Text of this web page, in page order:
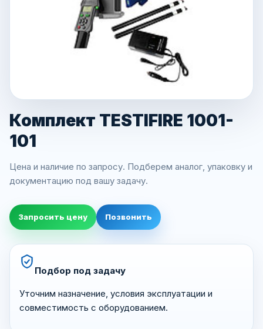
Комплект TESTIFIRE 1001-
101
Цена и наличие по запросу. Подберем аналог, упаковку и
документацию под вашу задачу.
Запросить цену Позвонить
Подбор под задачу
Уточним назначение, условия эксплуатации и
совместимость с оборудованием.